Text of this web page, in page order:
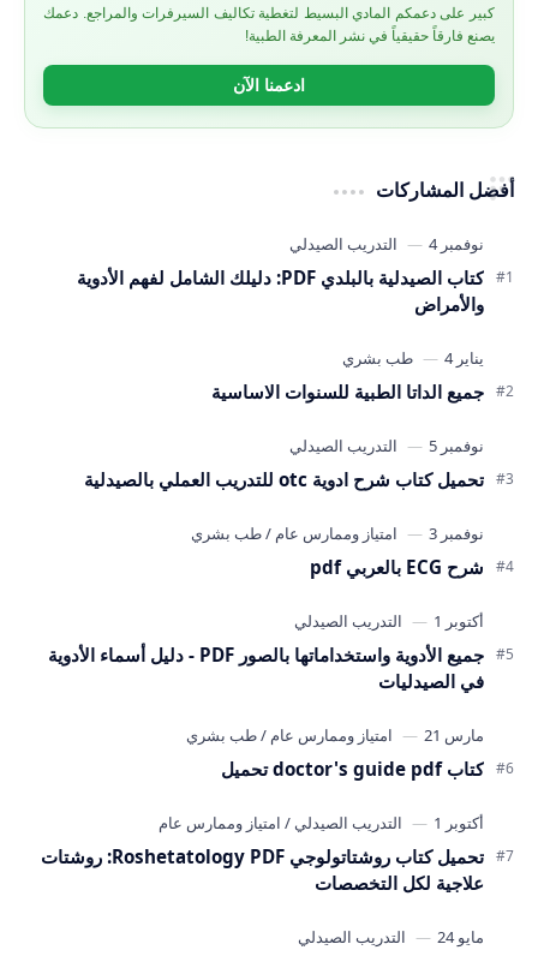
كبير على دعمكم المادي البسيط لتغطية تكاليف السيرفرات والمراجع. دعمك
يصنع فارقاً حقيقياً في نشر المعرفة الطبية!
ادعمنا الآن
أفضل المشاركات
كتاب الصيدلية بالبلدي PDF: دليلك الشامل لفهم الأدوية
والأمراض
جميع الداتا الطبية للسنوات الاساسية
تحميل كتاب شرح ادوية otc للتدريب العملي بالصيدلية
شرح ECG بالعربي pdf
جميع الأدوية واستخداماتها بالصور PDF - دليل أسماء الأدوية
في الصيدليات
كتاب doctor's guide pdf تحميل
تحميل كتاب روشتاتولوجي Roshetatology PDF: روشتات
علاجية لكل التخصصات